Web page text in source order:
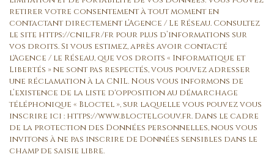
retirer votre consentement à tout moment en
contactant directement l’Agence / Le Réseau. Consultez
le site https://cnil.fr/fr pour plus d’informations sur
vos droits. Si vous estimez, après avoir contacté
l'Agence / le Réseau, que vos droits « Informatique et
Libertés » ne sont pas respectés, vous pouvez adresser
une réclamation à la CNIL. Nous vous informons de
l’existence de la liste d'opposition au démarchage
téléphonique « Bloctel », sur laquelle vous pouvez vous
inscrire ici : https://www.bloctel.gouv.fr. Dans le cadre
de la protection des Données personnelles, nous vous
invitons à ne pas inscrire de Données sensibles dans le
champ de saisie libre.